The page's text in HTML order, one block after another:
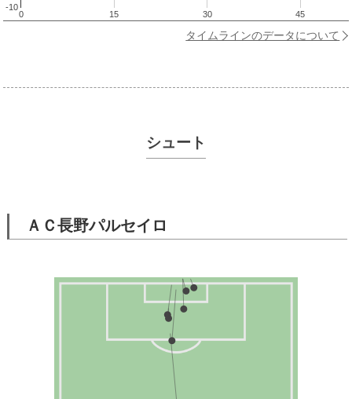
0 15 30 45
-10
タイムラインのデータについて
シュート
ＡＣ長野パルセイロ